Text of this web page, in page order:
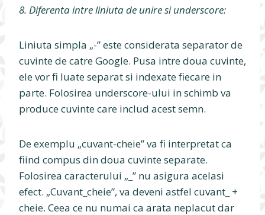
8. Diferenta intre liniuta de unire si underscore:
Liniuta simpla „-” este considerata separator de
cuvinte de catre Google. Pusa intre doua cuvinte,
ele vor fi luate separat si indexate fiecare in
parte. Folosirea underscore-ului in schimb va
produce cuvinte care includ acest semn.
De exemplu „cuvant-cheie” va fi interpretat ca
fiind compus din doua cuvinte separate.
Folosirea caracterului „_” nu asigura acelasi
efect. „Cuvant_cheie”, va deveni astfel cuvant_ +
cheie. Ceea ce nu numai ca arata neplacut dar